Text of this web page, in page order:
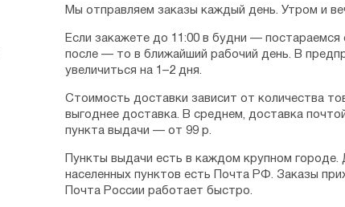
Мы отправляем заказы каждый день. Утром и
Если закажете до 11:00 в будни — постараемся
после — то в ближайший рабочий день. В
увеличиться на 1–2 дня.
Стоимость доставки зависит от количества
выгоднее доставка. В среднем, доставка
пункта выдачи — от 99 р.
Пункты выдачи есть в каждом крупном городе.
населенных пунктов есть Почта РФ. Заказы
Почта России работает быстро.